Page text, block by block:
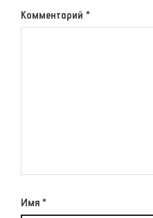
Комментарий *
Имя *